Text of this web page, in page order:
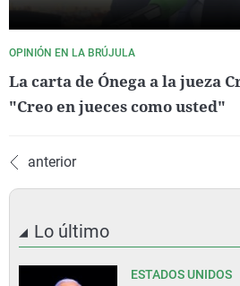
OPINIÓN EN LA BRÚJULA
La carta de Ónega a la jueza
"Creo en jueces como usted"
anterior
Lo último
ESTADOS UNIDOS